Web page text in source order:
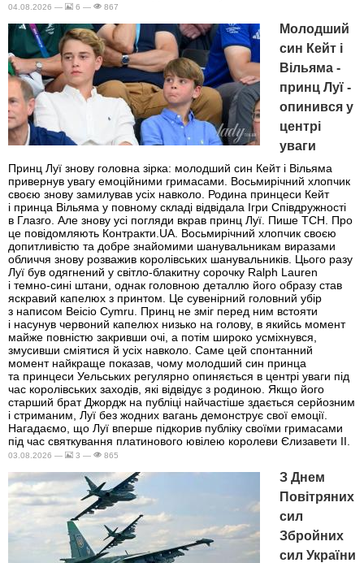
04.08.2026 — 6 — 867
Молодший
син Кейт і
Вільяма -
принц Луї -
опинився у
центрі
уваги
Принц Луї знову головна зірка: молодший син Кейт і Вільяма
привернув увагу емоційними гримасами. Восьмирічний хлопчик
своєю знову замилував усіх навколо. Родина принцеси Кейт
і принца Вільяма у повному складі відвідала Ігри Співдружності
в Глазго. Але знову усі погляди вкрав принц Луї. Пише ТСН. Про
це повідомляють Контракти.UA. Восьмирічний хлопчик своєю
допитливістю та добре знайомими шанувальникам виразами
обличчя знову розважив королівських шанувальників. Цього разу
Луї був одягнений у світло-блакитну сорочку Ralph Lauren
і темно-сині штани, однак головною деталлю його образу став
яскравий капелюх з принтом. Це сувенірний головний убір
з написом Beicio Cymru. Принц не зміг перед ним встояти
і насунув червоний капелюх низько на голову, в якийсь момент
майже повністю закривши очі, а потім широко усміхнувся,
змусивши сміятися й усіх навколо. Саме цей спонтанний
момент найкраще показав, чому молодший син принца
та принцеси Уельських регулярно опиняється в центрі уваги під
час королівських заходів, які відвідує з родиною. Якщо його
старший брат Джордж на публіці найчастіше здається серйозним
і стриманим, Луї без жодних вагань демонструє свої емоції.
Нагадаємо, що Луї вперше підкорив публіку своїми гримасами
під час святкування платинового ювілею королеви Єлизавети II.
03.08.2026 — 3 — 865
З Днем
Повітряних
сил
Збройних
сил України